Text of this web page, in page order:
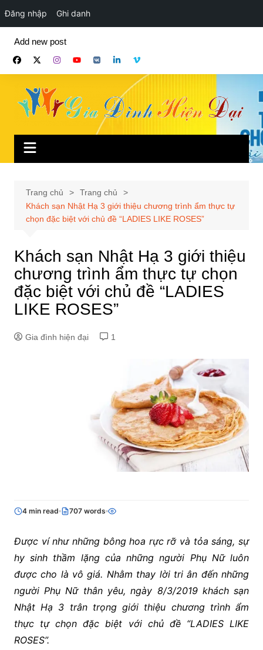
Đăng nhập Ghi danh
phần
Add new post
Trang chủ
Trang chủ
Khách sạn Nhật Hạ 3 giới thiệu chương trình ẩm thực tự
chọn đặc biệt với chủ đề “LADIES LIKE ROSES”
Khách sạn Nhật Hạ 3 giới thiệu
chương trình ẩm thực tự chọn
đặc biệt với chủ đề “LADIES
LIKE ROSES”
Gia đình hiện đại 1
4 min read 707 words
Được ví như những bông hoa rực rỡ và tỏa sáng, sự
hy sinh thầm lặng của những người Phụ Nữ luôn
được cho là vô giá. Nhằm thay lời tri ân đến những
người Phụ Nữ thân yêu, ngày 8/3/2019 khách sạn
Nhật Hạ 3 trân trọng giới thiệu chương trình ẩm
thực tự chọn đặc biệt với chủ đề “LADIES LIKE
ROSES”.